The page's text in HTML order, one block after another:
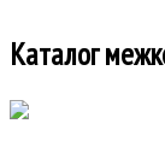
Каталог